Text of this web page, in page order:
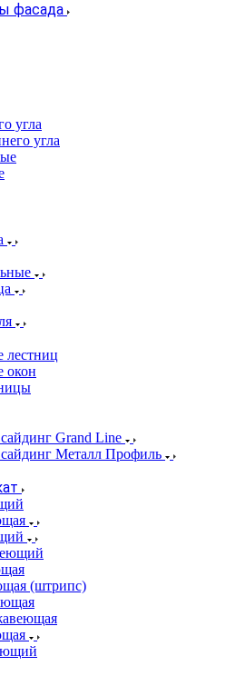
фасада
угла
угла
окон
Grand Line
Металл Профиль
(штрипс)